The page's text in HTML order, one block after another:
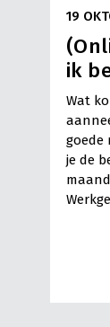
19
ik
Wat
goede
je de